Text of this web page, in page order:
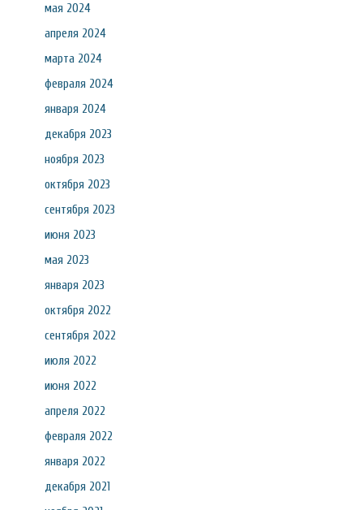
мая 2024
апреля 2024
марта 2024
февраля 2024
января 2024
декабря 2023
ноября 2023
октября 2023
сентября 2023
июня 2023
мая 2023
января 2023
октября 2022
сентября 2022
июля 2022
июня 2022
апреля 2022
февраля 2022
января 2022
декабря 2021